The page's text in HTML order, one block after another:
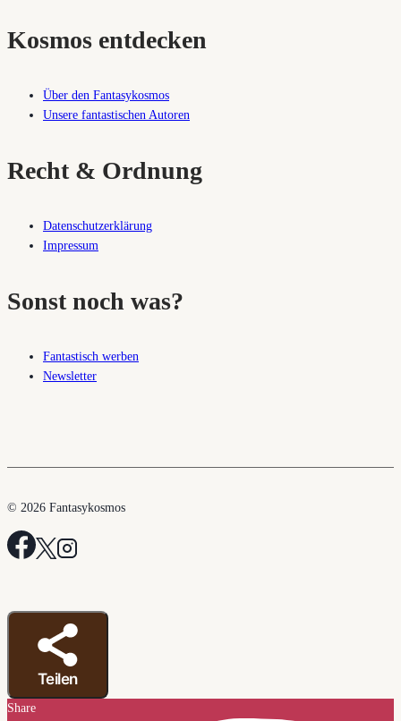
Kosmos entdecken
Über den Fantasykosmos
Unsere fantastischen Autoren
Recht & Ordnung
Datenschutzerklärung
Impressum
Sonst noch was?
Fantastisch werben
Newsletter
© 2026 Fantasykosmos
Teilen
Share